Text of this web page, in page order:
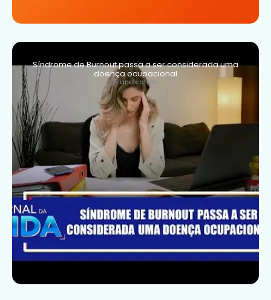
Síndrome de Burnout passa a ser considerada uma
doença ocupacional
5 anos atrás